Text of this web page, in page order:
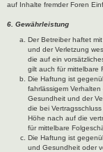
auf Inhalte fremder Foren
6. Gewährleistung
Der Betreiber haftet
und der Verletzung
die auf ein
gilt auch für mittelbare
Die Haftung ist
fahrlässigem
Gesundheit und der
die bei
Höhe nach auf die
für mittelbare
Die Haftung ist
und Gesundheit oder